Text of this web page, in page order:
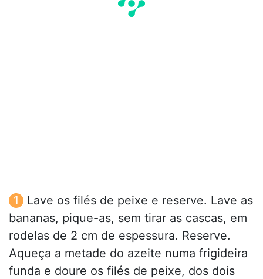
Lave os filés de peixe e reserve. Lave as
bananas, pique-as, sem tirar as cascas, em
rodelas de 2 cm de espessura. Reserve.
Aqueça a metade do azeite numa frigideira
funda e doure os filés de peixe, dos dois